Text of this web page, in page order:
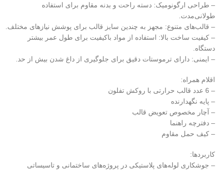
– طراحی ارگونومیک: دسته راحت و بدنه مقاوم برای استفاده
طولانی‌مدت.
– قالب‌های متنوع: مجهز به چندین سایز قالب برای پوشش نیازهای مختلف.
– کیفیت ساخت بالا: استفاده از مواد باکیفیت برای طول عمر بیشتر
دستگاه.
– ایمنی: دارای ترموستات دقیق برای جلوگیری از داغ شدن بیش از حد.
اقلام همراه:
– 6 عدد قالب حرارتی با روکش تفلون
– پایه نگهدارنده
– آچار مخصوص تعویض قالب
– دفترچه راهنما
– کیف حمل مقاوم
کاربردها:
– جوشکاری لوله‌های پلاستیکی در پروژه‌های ساختمانی و تاسیساتی